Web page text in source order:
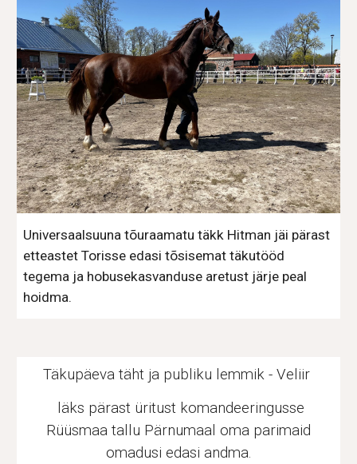
Universaalsuuna tõuraamatu täkk Hitman jäi pärast
etteastet Torisse edasi tõsisemat täkutööd
tegema ja hobusekasvanduse aretust järje peal
hoidma.
Täkupäeva täht ja publiku lemmik - Veliir
läks pärast üritust komandeeringusse
Rüüsmaa tallu Pärnumaal oma parimaid
omadusi edasi andma.